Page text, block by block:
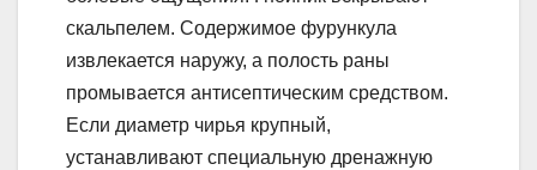
скальпелем. Содержимое фурункула
извлекается наружу, а полость раны
промывается антисептическим средством.
Если диаметр чирья крупный,
устанавливают специальную дренажную